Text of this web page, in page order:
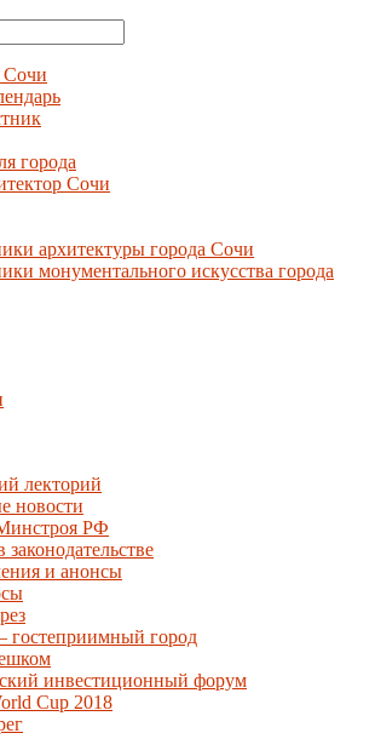
Сочи
города
Сочи
архитектуры города Сочи
монументального искусства города
лекторий
новости
РФ
законодательстве
и анонсы
город
инвестиционный форум
Cup 2018